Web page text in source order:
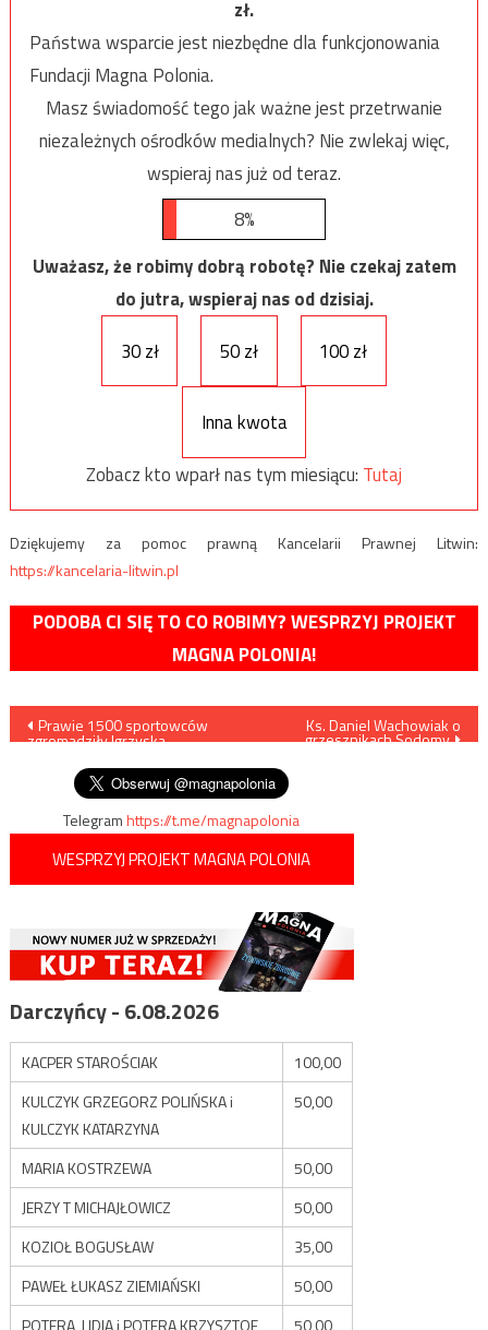
zł.
Państwa wsparcie jest niezbędne dla funkcjonowania
Fundacji Magna Polonia.
Masz świadomość tego jak ważne jest przetrwanie
niezależnych ośrodków medialnych? Nie zwlekaj więc,
wspieraj nas już od teraz.
8%
Uważasz, że robimy dobrą robotę? Nie czekaj zatem
do jutra, wspieraj nas od dzisiaj.
30 zł
50 zł 100 zł
Inna kwota
Zobacz kto wparł nas tym miesiącu: Tutaj
Dziękujemy za pomoc prawną Kancelarii Prawnej Litwin:
https://kancelaria-litwin.pl
PODOBA CI SIĘ TO CO ROBIMY? WESPRZYJ PROJEKT
MAGNA POLONIA!
Nawigacja
wpisu
Prawie 1500 sportowców
zgromadziły Igrzyska
Ks. Daniel Wachowiak o
grzesznikach Sodomy
Telegramhttps://t.me/magnapolonia
WESPRZYJ PROJEKT MAGNA POLONIA
Darczyńcy - 6.08.2026
KACPER STAROŚCIAK
100,00
KULCZYK GRZEGORZ POLIŃSKA i
KULCZYK KATARZYNA
50,00
MARIA KOSTRZEWA
50,00
JERZY T MICHAJŁOWICZ
50,00
KOZIOŁ BOGUSŁAW
35,00
PAWEŁ ŁUKASZ ZIEMIAŃSKI
50,00